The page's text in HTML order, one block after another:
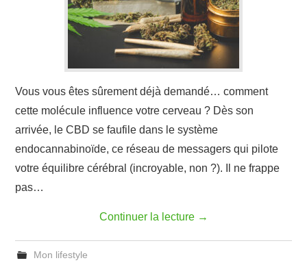
Vous vous êtes sûrement déjà demandé… comment
cette molécule influence votre cerveau ? Dès son
arrivée, le CBD se faufile dans le système
endocannabinoïde, ce réseau de messagers qui pilote
votre équilibre cérébral (incroyable, non ?). Il ne frappe
pas…
Continuer la lecture →
Mon lifestyle